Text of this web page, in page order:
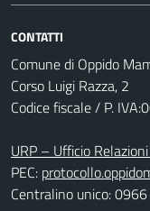
CONTATTI
Comune di Oppido
Corso Luigi Razza, 2
Codice fiscale / P.
URP – Ufficio
PEC:
Centralino unico: